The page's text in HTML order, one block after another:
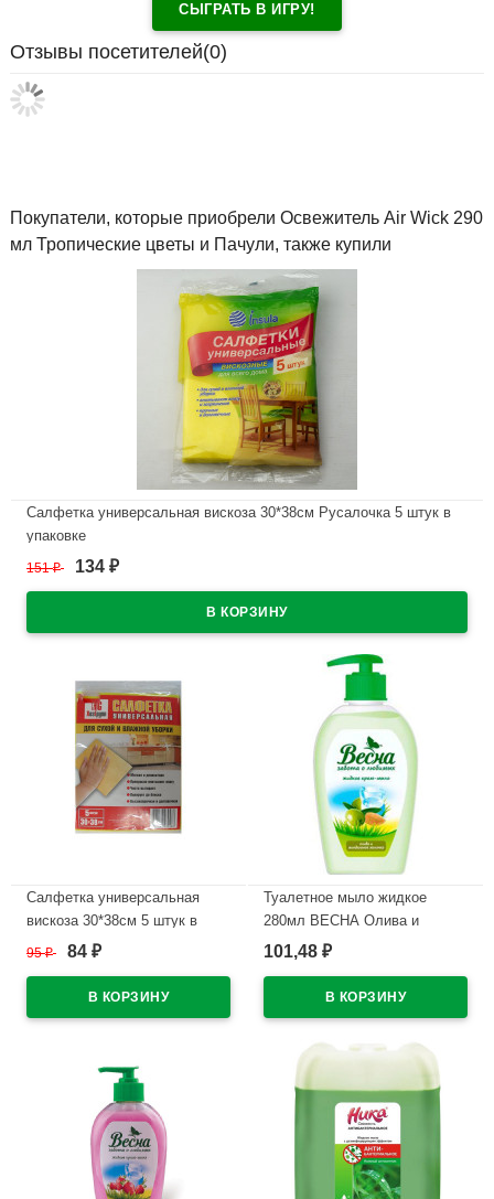
СЫГРАТЬ В ИГРУ!
Отзывы посетителей(0)
Покупатели, которые приобрели Освежитель Air Wick 290
мл Тропические цветы и Пачули, также купили
Салфетка универсальная вискоза 30*38см Русалочка 5 штук в
упаковке
В наличии
151₽ 134 ₽
Салфетка универсальная
вискоза 30*38см 5 штук в
упаковке
95₽ 84 ₽
Туалетное мыло жидкое
280мл ВЕСНА Олива и
миндальное молочко,персик
101,48 ₽